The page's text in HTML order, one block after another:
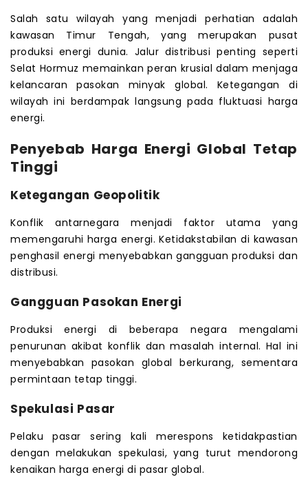
Salah satu wilayah yang menjadi perhatian adalah
kawasan Timur Tengah, yang merupakan pusat
produksi energi dunia. Jalur distribusi penting seperti
Selat Hormuz memainkan peran krusial dalam menjaga
kelancaran pasokan minyak global. Ketegangan di
wilayah ini berdampak langsung pada fluktuasi harga
energi.
Penyebab Harga Energi Global Tetap
Tinggi
Ketegangan Geopolitik
Konflik antarnegara menjadi faktor utama yang
memengaruhi harga energi. Ketidakstabilan di kawasan
penghasil energi menyebabkan gangguan produksi dan
distribusi.
Gangguan Pasokan Energi
Produksi energi di beberapa negara mengalami
penurunan akibat konflik dan masalah internal. Hal ini
menyebabkan pasokan global berkurang, sementara
permintaan tetap tinggi.
Spekulasi Pasar
Pelaku pasar sering kali merespons ketidakpastian
dengan melakukan spekulasi, yang turut mendorong
kenaikan harga energi di pasar global.